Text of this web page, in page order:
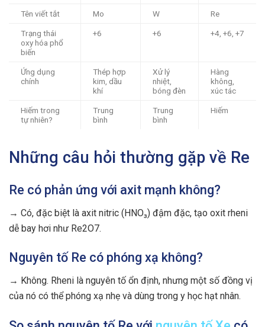
Tên viết tắt Mo W Re
Trạng thái
oxy hóa phổ
biến
+6 +6 +4, +6, +7
Ứng dụng
chính
Thép hợp
kim, dầu
khí
Xử lý
nhiệt,
bóng đèn
Hàng
không,
xúc tác
Hiếm trong
tự nhiên?
Trung
bình
Trung
bình
Hiếm
Những câu hỏi thường gặp về Re
Re có phản ứng với axit mạnh không?
→ Có, đặc biệt là axit nitric (HNO₃) đậm đặc, tạo oxit rheni
dễ bay hơi như Re2O7.
Nguyên tố Re có phóng xạ không?
→ Không. Rheni là nguyên tố ổn định, nhưng một số đồng vị
của nó có thể phóng xạ nhẹ và dùng trong y học hạt nhân.